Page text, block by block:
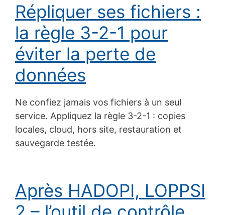
Répliquer ses fichiers :
la règle 3-2-1 pour
éviter la perte de
données
Ne confiez jamais vos fichiers à un seul
service. Appliquez la règle 3-2-1 : copies
locales, cloud, hors site, restauration et
sauvegarde testée.
Après HADOPI, LOPPSI